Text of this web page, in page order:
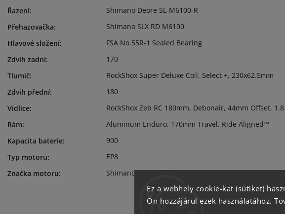
Ez a webhely cookie-kat (sütiket)
Ön hozzájárul ezek használatához.
Řazení:
Shimano Deore SL-M6100-R
Přehazovačka:
Shimano SLX RD M6100
Hlavové složení:
FSA No.55R-1 Sealed Bearing
Zdvih zadní:
170
Tlumič:
RockShox Super Deluxe Coil, Select +, 230x62.5mm
Zdvih přední:
180
Vidlice:
RockShox Zeb RC 180mm, Debonair, 44mm Offset,
Rám:
Aluminum Enduro, 170mm Travel, Ride Aligned™
Kapacita baterie:
900
Typ motoru:
EP8
Značka motoru: Shimano